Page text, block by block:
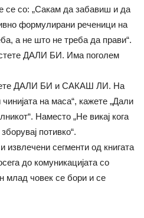
се со: „Сакам да забавиш и да
формулирани реченици на
а не што не треба да прави“.
ДАЛИ БИ. Има поголем
ДАЛИ БИ и САКАШ ЛИ. На
на маса“, кажете „Дали
Наместо „Не викај кога
потивко“.
сегменти од книгата
до комуникацијата со
млад човек се бори и се